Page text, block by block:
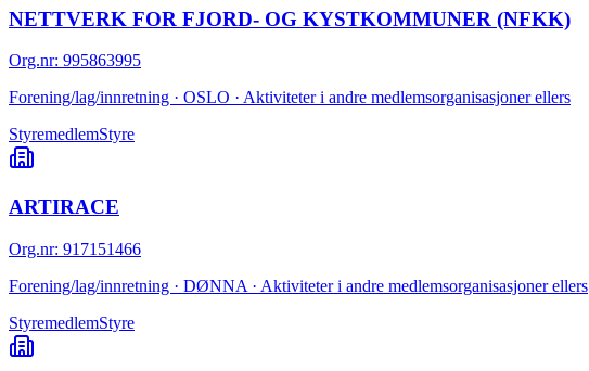
NETTVERK FOR FJORD- OG KYSTKOMMUNER (NFKK)
Org.nr: 995863995
Forening/lag/innretning · OSLO · Aktiviteter i andre medlemsorganisasjoner ellers
StyremedlemStyre
ARTIRACE
Org.nr: 917151466
Forening/lag/innretning · DØNNA · Aktiviteter i andre medlemsorganisasjoner ellers
StyremedlemStyre